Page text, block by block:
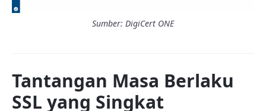
Sumber: DigiCert ONE
Tantangan Masa Berlaku
SSL yang Singkat